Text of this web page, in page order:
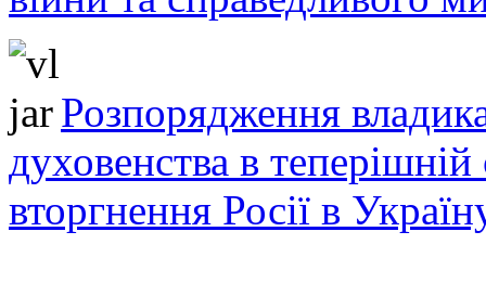
Розпорядження
духовенства в теперішній
вторгнення Росії в